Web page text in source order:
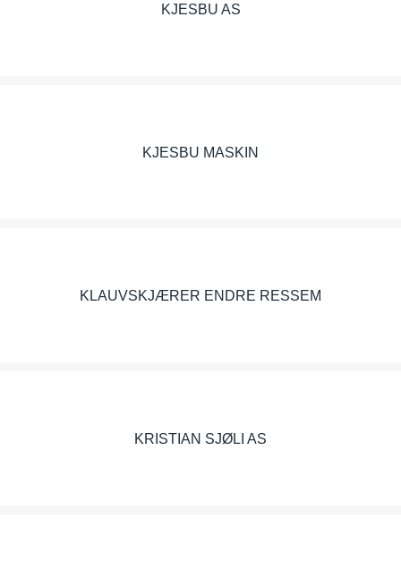
KJESBU AS
KJESBU MASKIN
KLAUVSKJÆRER ENDRE RESSEM
KRISTIAN SJØLI AS